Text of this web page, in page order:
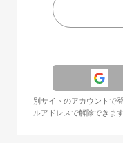
別サイトのアカウントで
ルアドレスで解除できます